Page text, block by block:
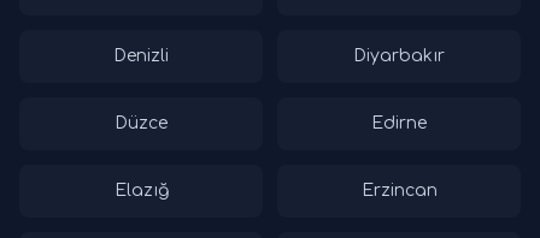
Denizli Diyarbakır
Düzce Edirne
Elazığ Erzincan